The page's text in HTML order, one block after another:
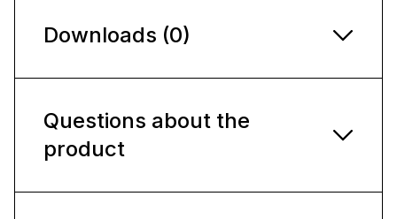
Downloads (0)
Questions about the
product